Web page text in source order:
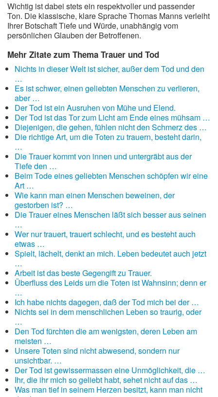
Wichtig ist dabei stets ein respektvoller und passender
Ton. Die klassische, klare Sprache Thomas Manns verleiht
Ihrer Botschaft Tiefe und Würde, unabhängig vom
persönlichen Glauben der Betroffenen.
Mehr Zitate zum Thema Trauer und Tod
Nichts in dieser Welt ist sicher, außer dem Tod und den
…
Es ist schwer, einen geliebten Menschen zu verlieren,
aber …
Der Tod ist ein Ausruhen von Mühe und Elend.
Der Tod ist das Tor zum Licht am Ende eines mühsam …
Diejenigen, die gehen, fühlen nicht den Schmerz des …
Die richtige Art, um die Toten zu trauern, besteht darin,
…
Die Trauer kommt von innen und untergräbt aus der
Tiefe den …
Beim Tode eines geliebten Menschen schöpfen wir eine
Art …
Wie kann man einen Menschen beweinen, der
gestorben ist? …
Die Trauer eines Menschen läßt sich besser aus seinen
…
Wer nur trauert, trauert schlecht, und es besteht auch
etwas …
Spielt, lächelt, denkt an mich. Leben bedeutet auch jetzt
…
Arbeit ist das beste Gegengift zu Trauer.
Überfluss des Leids um die Toten ist Wahnsinn; denn er
…
Ich habe nichts dagegen, daß der Tod mich bei der …
Nichts sei in dem menschlichen Leben so traurig, oder
…
Den Tod fürchten die am wenigsten, deren Leben am
meisten …
Unsere Toten sind nicht abwesend, sondern nur
unsichtbar. …
Der Tod ist gewissermassen eine Unmöglichkeit, die …
Ihr, die ihr mich so geliebt habt, sehet nicht auf das …
Was man tief in seinem Herzen besitzt, kann man nicht